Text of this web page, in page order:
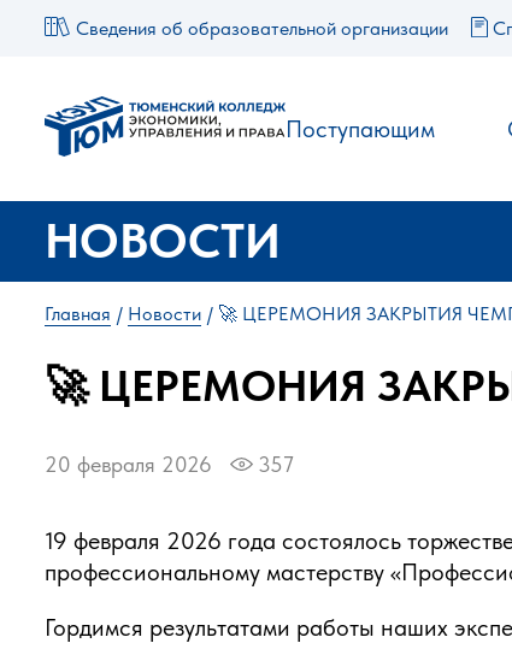
Сведения об образовательной организации
Поступающим
НОВОСТИ
Главная Новости 🚀 ЦЕРЕМОНИЯ ЗАКРЫТИЯ
🚀 ЦЕРЕМОНИЯ
20 февраля 2026 357
19 февраля 2026 года состоялось
профессиональному мастерству
Гордимся результатами работы наших